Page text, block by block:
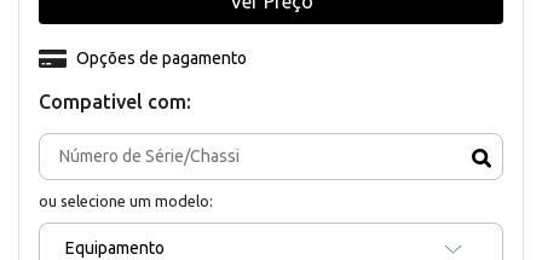
Compativel com:
ou selecione um modelo:
Equipamento
Opções de pagamento